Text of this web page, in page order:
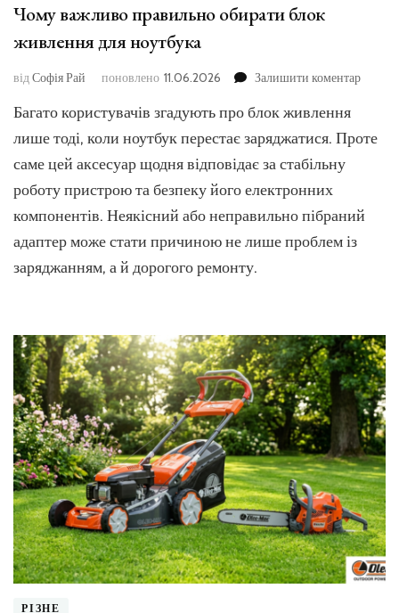
Чому важливо правильно обирати блок
живлення для ноутбука
відСофія Рай поновлено 11.06.2026 Залишити коментардо
для
Багато користувачів згадують про блок живлення
лише тоді, коли ноутбук перестає заряджатися. Проте
саме цей аксесуар щодня відповідає за стабільну
роботу пристрою та безпеку його електронних
компонентів. Неякісний або неправильно пібраний
адаптер може стати причиною не лише проблем із
заряджанням, а й дорогого ремонту.
РІЗНЕ